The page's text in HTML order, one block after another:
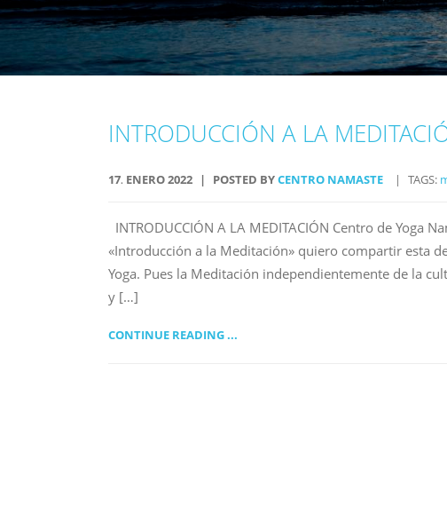
INTRODUCCIÓN A LA
17. ENERO2022 POSTED BYCENTRO NAMASTE TAGS:
INTRODUCCIÓN A LA MEDITACIÓN Centro de Yoga
«Introducción a la Meditación» quiero compartir esta
Yoga. Pues la Meditación independientemente de la
y […]
CONTINUE READING ...